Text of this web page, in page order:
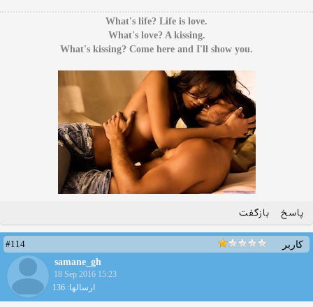
.What's life? Life is love
.What's love? A kissing
.What's kissing? Come here and I'll show you
پاسخ بازگفت
کاربر
#114
samane_gh
18 Sep 2016 15:23
ارسالها: 136